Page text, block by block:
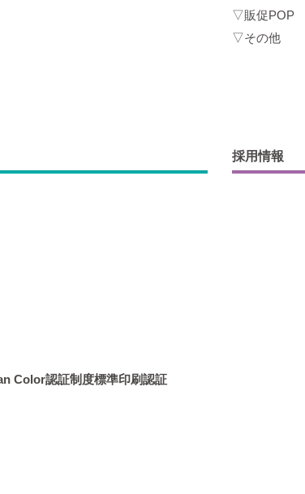
▽販促POP
▽その他
採用情報
Color認証制度標準印刷認証